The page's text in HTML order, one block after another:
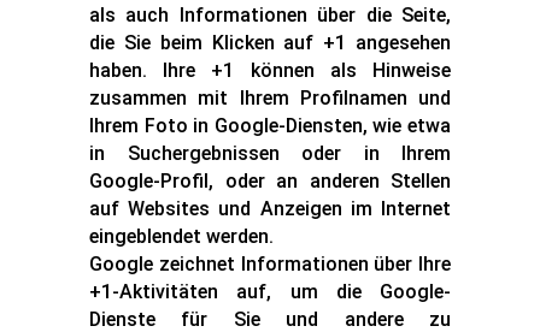
als auch Informationen über die Seite,
die Sie beim Klicken auf +1 angesehen
haben. Ihre +1 können als Hinweise
zusammen mit Ihrem Profilnamen und
Ihrem Foto in Google-Diensten, wie etwa
in Suchergebnissen oder in Ihrem
Google-Profil, oder an anderen Stellen
auf Websites und Anzeigen im Internet
eingeblendet werden.
Google zeichnet Informationen über Ihre
+1-Aktivitäten auf, um die Google-
Dienste für Sie und andere zu